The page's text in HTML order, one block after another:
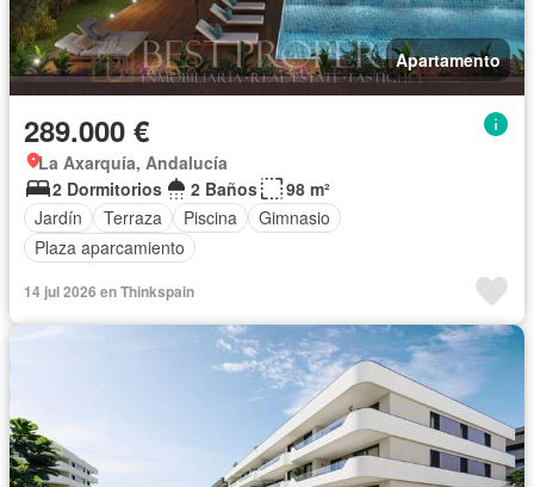
Apartamento
289.000 €
La Axarquía, Andalucía
2 Dormitorios
2 Baños
98 m²
Jardín
Terraza Piscina
Gimnasio
Plaza aparcamiento
14 jul 2026 en Thinkspain